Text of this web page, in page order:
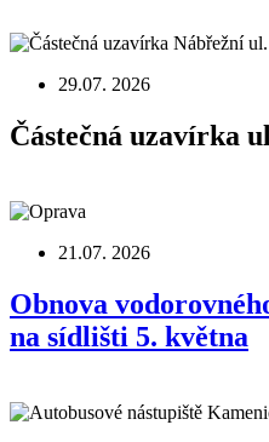
29.07. 2026
Částečná uzavírka
21.07. 2026
Obnova
na sídlišti 5. května